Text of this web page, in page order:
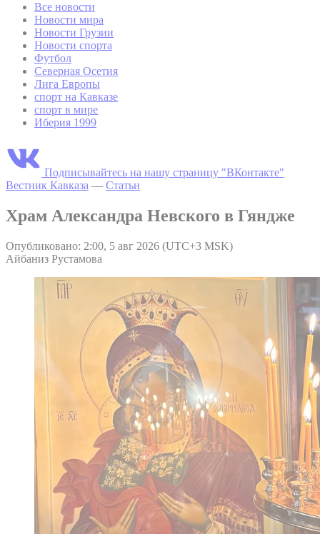
Все новости
Новости мира
Новости Грузии
Новости спорта
Футбол
Северная Осетия
Лига Европы
спорт на Кавказе
спорт в мире
Иберия 1999
Подписывайтесь на нашу страницу "ВКонтакте"
Вестник Кавказа — Статьи
Храм Александра Невского в Гяндже
Опубликовано: 2:00, 5 авг 2026 (UTC+3 MSK)
Айбаниз Рустамова